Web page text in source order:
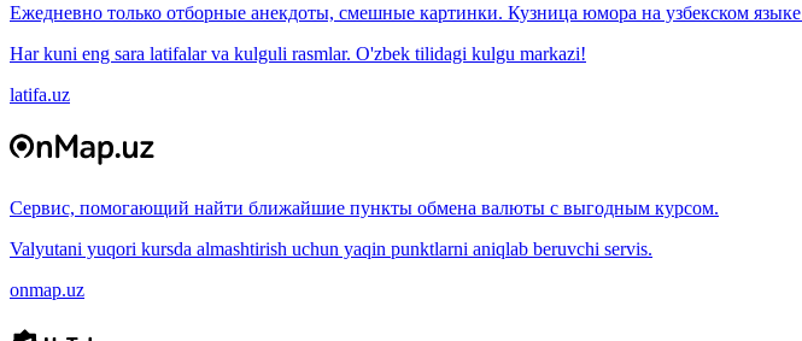
Ежедневно только отборные анекдоты, смешные картинки. Кузница юмора на узбекском
Har kuni eng sara latifalar va kulguli rasmlar. O'zbek tilidagi kulgu markazi!
latifa.uz
Сервис, помогающий найти ближайшие пункты обмена валюты с выгодным курсом.
Valyutani yuqori kursda almashtirish uchun yaqin punktlarni aniqlab beruvchi servis.
onmap.uz